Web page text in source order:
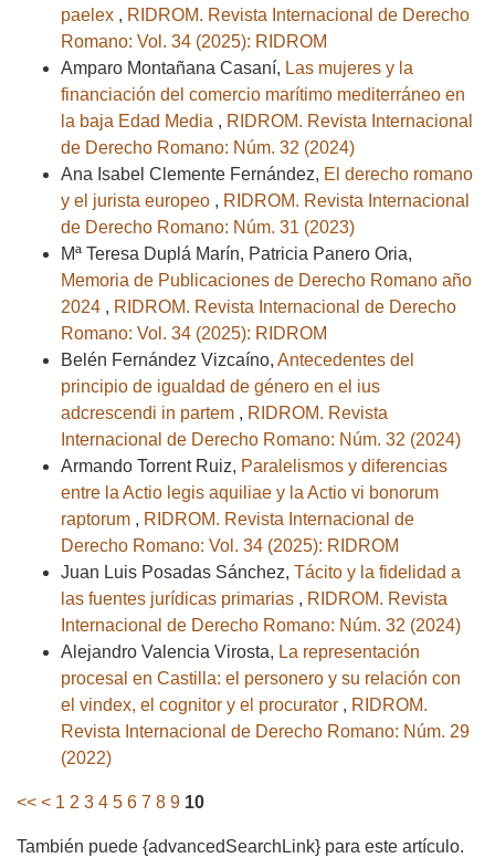
paelex , RIDROM. Revista Internacional de Derecho
Romano: Vol. 34 (2025): RIDROM
Amparo Montañana Casaní, Las mujeres y la
financiación del comercio marítimo mediterráneo en
la baja Edad Media , RIDROM. Revista Internacional
de Derecho Romano: Núm. 32 (2024)
Ana Isabel Clemente Fernández, El derecho romano
y el jurista europeo , RIDROM. Revista Internacional
de Derecho Romano: Núm. 31 (2023)
Mª Teresa Duplá Marín, Patricia Panero Oria,
Memoria de Publicaciones de Derecho Romano año
2024 , RIDROM. Revista Internacional de Derecho
Romano: Vol. 34 (2025): RIDROM
Belén Fernández Vizcaíno, Antecedentes del
principio de igualdad de género en el ius
adcrescendi in partem , RIDROM. Revista
Internacional de Derecho Romano: Núm. 32 (2024)
Armando Torrent Ruiz, Paralelismos y diferencias
entre la Actio legis aquiliae y la Actio vi bonorum
raptorum , RIDROM. Revista Internacional de
Derecho Romano: Vol. 34 (2025): RIDROM
Juan Luis Posadas Sánchez, Tácito y la fidelidad a
las fuentes jurídicas primarias , RIDROM. Revista
Internacional de Derecho Romano: Núm. 32 (2024)
Alejandro Valencia Virosta, La representación
procesal en Castilla: el personero y su relación con
el vindex, el cognitor y el procurator , RIDROM.
Revista Internacional de Derecho Romano: Núm. 29
(2022)
<< < 1 2 3 4 5 6 7 8 9 10
También puede {advancedSearchLink} para este artículo.